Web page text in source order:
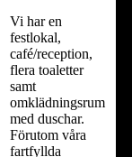
Vi har en
festlokal,
café/reception,
flera toaletter
samt
omklädningsrum
med duschar.
Förutom våra
fartfyllda